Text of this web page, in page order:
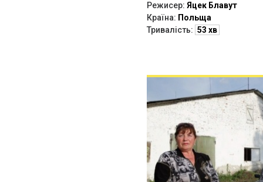
Режисер: Яцек Блавут
Країна: Польща
Тривалість: 53 хв